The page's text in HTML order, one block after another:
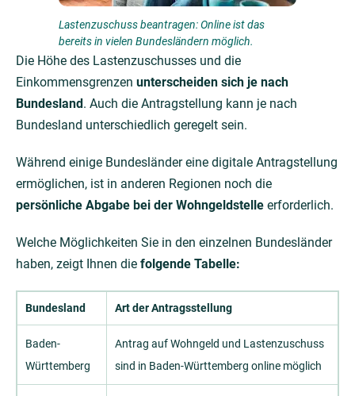
Lastenzuschuss beantragen: Online ist das
bereits in vielen Bundesländern möglich.
Die Höhe des Lastenzuschusses und die
Einkommensgrenzen unterscheiden sich je nach
Bundesland . Auch die Antragstellung kann je nach
Bundesland unterschiedlich geregelt sein.
Während einige Bundesländer eine digitale Antragstellung
ermöglichen, ist in anderen Regionen noch die
persönliche Abgabe bei der Wohngeldstelle erforderlich.
Welche Möglichkeiten Sie in den einzelnen Bundesländer
haben, zeigt Ihnen die folgende Tabelle:
Bundesland Art der Antragsstellung
Baden-
Württemberg
Antrag auf Wohngeld und Lastenzuschuss
sind in Baden-Württemberg online möglich